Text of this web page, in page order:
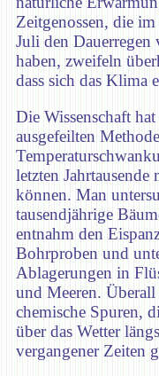
Zeitgenossen, die
Juli den Dauerregen
haben, zweifeln
dass sich das Klima
Die Wissenschaft
ausgefeilten
letzten Jahrtausende
können. Man
tausendjährige
entnahm den
Bohrproben und
Ablagerungen in
und Meeren. Überall
chemische Spuren,
über das Wetter
vergangener Zeiten